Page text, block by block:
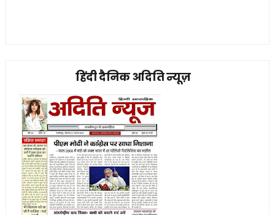
हिंदी दैनिक अदिति न्यूज़